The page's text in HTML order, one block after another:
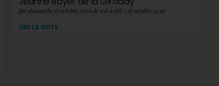
par dimanche 18 octobre 2026 de 10h à 18h - 18 octobre 2026
LIRE LA SUITE